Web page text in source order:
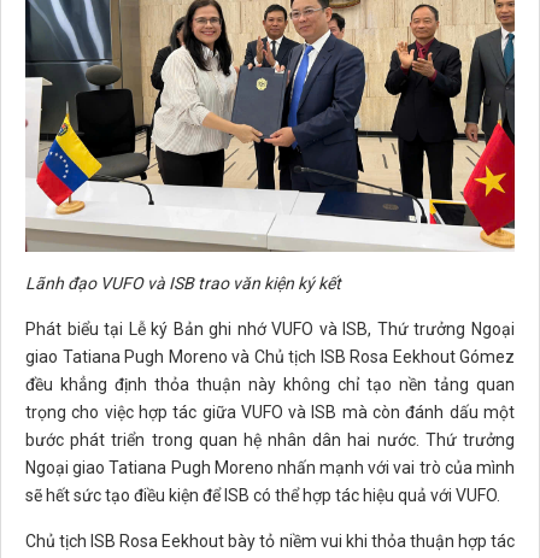
Lãnh đạo VUFO và ISB trao văn kiện ký kết
Phát biểu tại Lễ ký Bản ghi nhớ VUFO và ISB, Thứ trưởng Ngoại
giao Tatiana Pugh Moreno và Chủ tịch ISB Rosa Eekhout Gómez
đều khẳng định thỏa thuận này không chỉ tạo nền tảng quan
trọng cho việc hợp tác giữa VUFO và ISB mà còn đánh dấu một
bước phát triển trong quan hệ nhân dân hai nước. Thứ trưởng
Ngoại giao Tatiana Pugh Moreno nhấn mạnh với vai trò của mình
sẽ hết sức tạo điều kiện để ISB có thể hợp tác hiệu quả với VUFO.
Chủ tịch ISB Rosa Eekhout bày tỏ niềm vui khi thỏa thuận hợp tác